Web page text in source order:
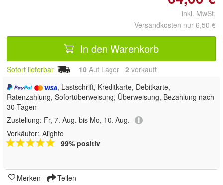
inkl. MwSt.
Versandkosten nur 6,50 €
In den Warenkorb
Sofort lieferbar 10 Auf Lager 2 verkauft
, Lastschrift, Kreditkarte, Debitkarte,
Ratenzahlung, Sofortüberweisung, Überweisung, Bezahlung nach
30 Tagen
Zustellung: Fr, 7. Aug. bis Mo, 10. Aug.
Verkäufer: Alighto
99% positiv
Merken Teilen